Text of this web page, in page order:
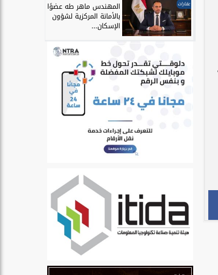
عقارات المهندس ماهر طه عضوًا
بالأمانة المركزية لشؤون
الإسكان...